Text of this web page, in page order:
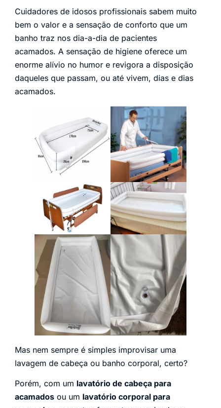
Cuidadores de idosos profissionais sabem muito
bem o valor e a sensação de conforto que um
banho traz nos dia-a-dia de pacientes
acamados. A sensação de higiene oferece um
enorme alívio no humor e revigora a disposição
daqueles que passam, ou até vivem, dias e dias
acamados.
Mas nem sempre é simples improvisar uma
lavagem de cabeça ou banho corporal, certo?
Porém, com um lavatório de cabeça para
acamados ou um lavatório corporal para